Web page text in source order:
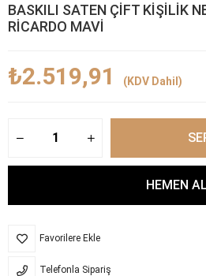
BASKILI SATEN ÇİFT KİŞİLİK
RİCARDO MAVİ
₺2.519,91 (KDV Dahil)
Favorilere Ekle
Telefonla Sipariş